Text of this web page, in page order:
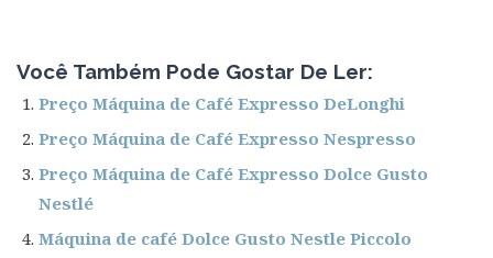
Você Também Pode Gostar De Ler:
Preço Máquina de Café Expresso DeLonghi
Preço Máquina de Café Expresso Nespresso
Preço Máquina de Café Expresso Dolce Gusto
Nestlé
Máquina de café Dolce Gusto Nestle Piccolo